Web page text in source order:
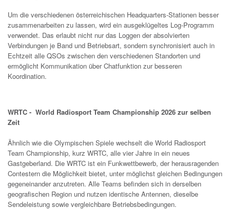
Um die verschiedenen österreichischen Headquarters-Stationen besser
zusammenarbeiten zu lassen, wird ein ausgeklügeltes Log-Programm
verwendet. Das erlaubt nicht nur das Loggen der absolvierten
Verbindungen je Band und Betriebsart, sondern synchronisiert auch in
Echtzeit alle QSOs zwischen den verschiedenen Standorten und
ermöglicht Kommunikation über Chatfunktion zur besseren
Koordination.
WRTC - World Radiosport Team Championship 2026 zur selben
Zeit
Ähnlich wie die Olympischen Spiele wechselt die World Radiosport
Team Championship, kurz WRTC, alle vier Jahre in ein neues
Gastgeberland. Die WRTC ist ein Funkwettbewerb, der herausragenden
Contestern die Möglichkeit bietet, unter möglichst gleichen Bedingungen
gegeneinander anzutreten. Alle Teams befinden sich in derselben
geografischen Region und nutzen identische Antennen, dieselbe
Sendeleistung sowie vergleichbare Betriebsbedingungen.